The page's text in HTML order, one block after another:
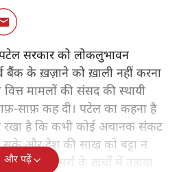
सरकार को लोकलुभावन
बैंक के ख़ज़ाने को ख़ाली नहीं करना
मामलों की संसद की स्थायी
साफ़ कह दी। पटेल का कहना है
रखा है कि कभी कोई अचानक संकट
और देश की साख को बट्टा न
इसे रोज़मर्रा के ख़र्चों में उड़ाया
और पढ़ें